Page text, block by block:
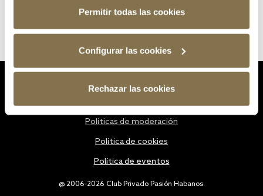
Permitir todas las cookies
Configurar las cookies
Rechazar las cookies
@ 2006-2026 Club Privado Pasión Habanos.
Políticas de moderación
Política de cookies
Política de eventos